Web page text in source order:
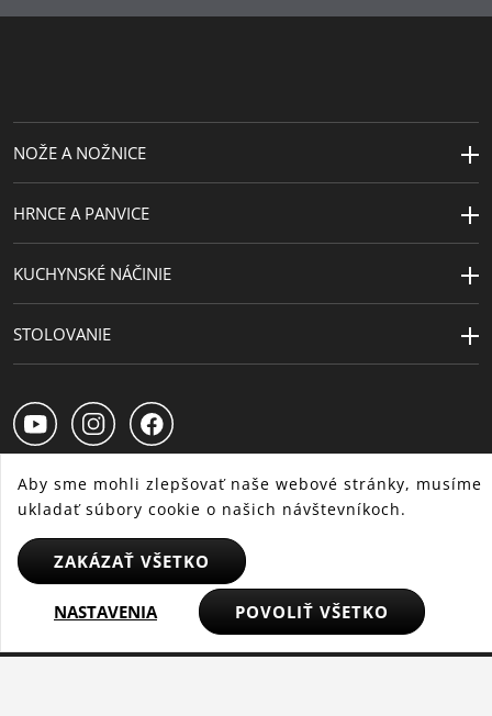
NOŽE A NOŽNICE
HRNCE A PANVICE
KUCHYNSKÉ NÁČINIE
STOLOVANIE
© 2025 WMF – Všetky práva vyhradené
Aby sme mohli zlepšovať naše webové stránky, musíme
ukladať súbory cookie o našich návštevníkoch.
ZAKÁZAŤ VŠETKO
NASTAVENIA POVOLIŤ VŠETKO